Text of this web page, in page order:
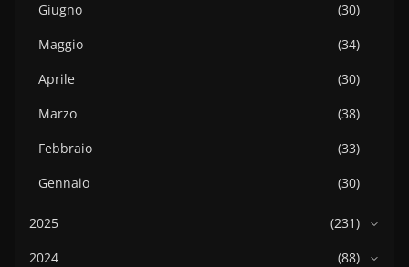
Giugno
(30)
Maggio
(34)
Aprile
(30)
Marzo
(38)
Febbraio
(33)
Gennaio
(30)
2025
(231)
2024
(88)